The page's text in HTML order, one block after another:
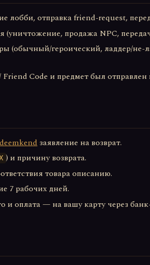
лобби, отправка friend-request,
продажа NPC,
(обычный/героический, ладдер/
Code и предмет был отправлен
заявление на возврат.
) и причину возврата.
товара описанию.
7 рабочих дней.
и оплата — на вашу карту через